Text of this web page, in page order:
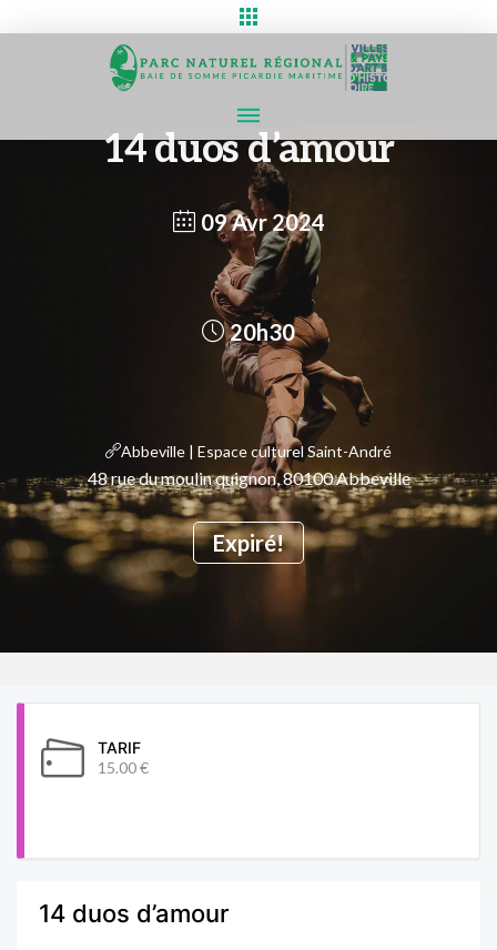
14 duos d’amour
09 Avr 2024
Expiré!
20h30
Abbeville | Espace culturel Saint-André
48 rue du moulin quignon, 80100 Abbeville
TARIF
15.00 €
14 duos d’amour